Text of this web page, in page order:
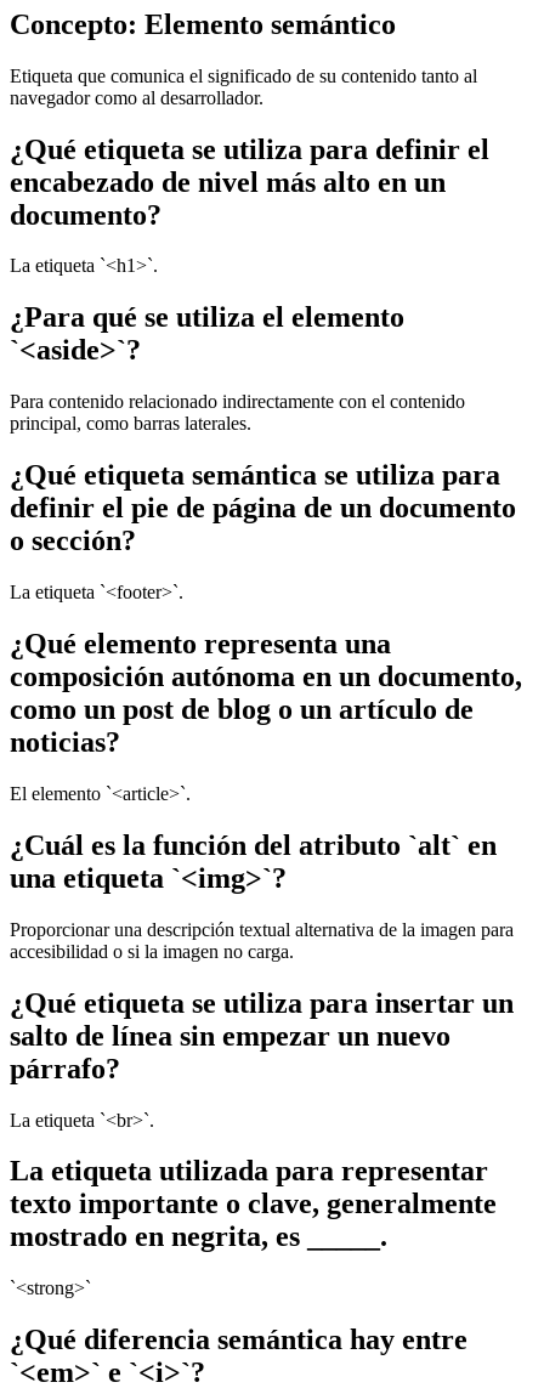
Concepto: Elemento semántico
Etiqueta que comunica el significado de su contenido tanto al
navegador como al desarrollador.
¿Qué etiqueta se utiliza para definir el
encabezado de nivel más alto en un
documento?
La etiqueta `<h1>`.
¿Para qué se utiliza el elemento
`<aside>`?
Para contenido relacionado indirectamente con el contenido
principal, como barras laterales.
¿Qué etiqueta semántica se utiliza para
definir el pie de página de un documento
o sección?
La etiqueta `<footer>`.
¿Qué elemento representa una
composición autónoma en un documento,
como un post de blog o un artículo de
noticias?
El elemento `<article>`.
¿Cuál es la función del atributo `alt` en
una etiqueta `<img>`?
Proporcionar una descripción textual alternativa de la imagen para
accesibilidad o si la imagen no carga.
¿Qué etiqueta se utiliza para insertar un
salto de línea sin empezar un nuevo
párrafo?
La etiqueta `<br>`.
La etiqueta utilizada para representar
texto importante o clave, generalmente
mostrado en negrita, es _____.
`<strong>`
¿Qué diferencia semántica hay entre
`<em>` e `<i>`?